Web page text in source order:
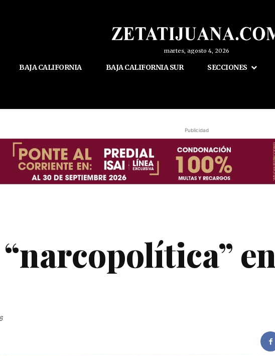
martes, agosto 4, 2026
BAJA CALIFORNIA BAJA CALIFORNIA SUR SECCIONES
Publicidad
en